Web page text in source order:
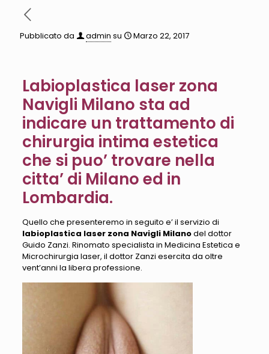
Pubblicato da admin su Marzo 22, 2017
Labioplastica laser zona
Navigli Milano sta ad
indicare un trattamento di
chirurgia intima estetica
che si puo’ trovare nella
citta’ di Milano ed in
Lombardia.
Quello che presenteremo in seguito e’ il servizio di
labioplastica laser zona Navigli Milanodel dottor
Guido Zanzi. Rinomato specialista in Medicina Estetica e
Microchirurgia laser, il dottor Zanzi esercita da oltre
vent’anni la libera professione.